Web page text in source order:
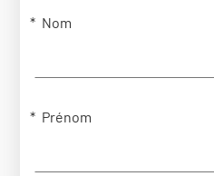
Nom
Prénom